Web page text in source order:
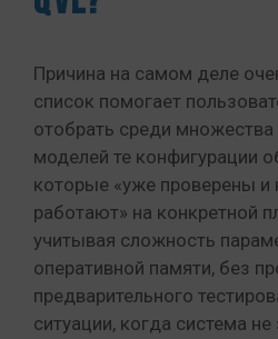
Причина на самом деле
список помогает
отобрать среди
моделей те конфигурации
которые «уже проверены и
работают» на конкретной
учитывая сложность
оперативной памяти, без
предварительного
ситуации, когда система